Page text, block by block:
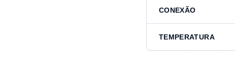
CONEXÃO
TEMPERATURA